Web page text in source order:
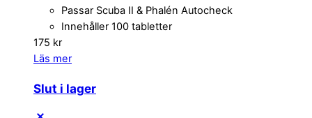
Passar Scuba II & Phalén Autocheck
Innehåller 100 tabletter
175 kr
Läs mer
Slut i lager